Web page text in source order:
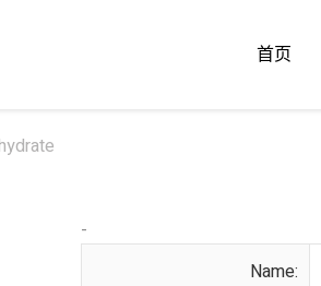
首页
-
Name: